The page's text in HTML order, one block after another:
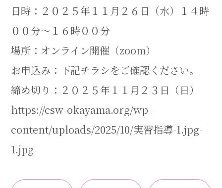
日時：２０２５年１１月２６日（水）１４時
００分～１６時００分
場所：オンライン開催（zoom）
お申込み：下記チラシをご確認ください。
締め切り：２０２５年１１月２３日（日）
https://csw-okayama.org/wp-
content/uploads/2025/10/実習指導-1.jpg-
1.jpg